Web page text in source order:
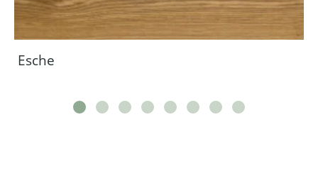
Esche